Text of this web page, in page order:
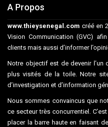
A Propos
www.thieysenegal.com créé en
Vision Communication (GVC)
clients mais aussi d’informer
Notre objectif est de devenir
plus visités de la toile. Notre
d’investigation et d’information
Nous sommes convaincus que
ce secteur très concurrentiel.
placer la barre haute en faisant